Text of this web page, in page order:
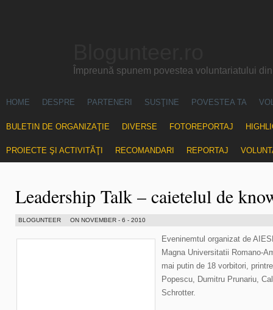
Împreună spunem povestea voluntariatului
HOME DESPRE PARTENERI SUSŢINE POVESTEA TA
BULETIN DE ORGANIZAŢIE DIVERSE FOTOREPORTAJ
PROIECTE ŞI ACTIVITĂŢI RECOMANDARI REPORTAJ
Leadership Talk – caietelul de
BLOGUNTEER ON NOVEMBER - 6 - 2010
Eveninemtul organizat de
Magna Universitatii Romano-
mai putin de 18 vorbitori,
Popescu, Dumitru Prunariu,
Schrotter.